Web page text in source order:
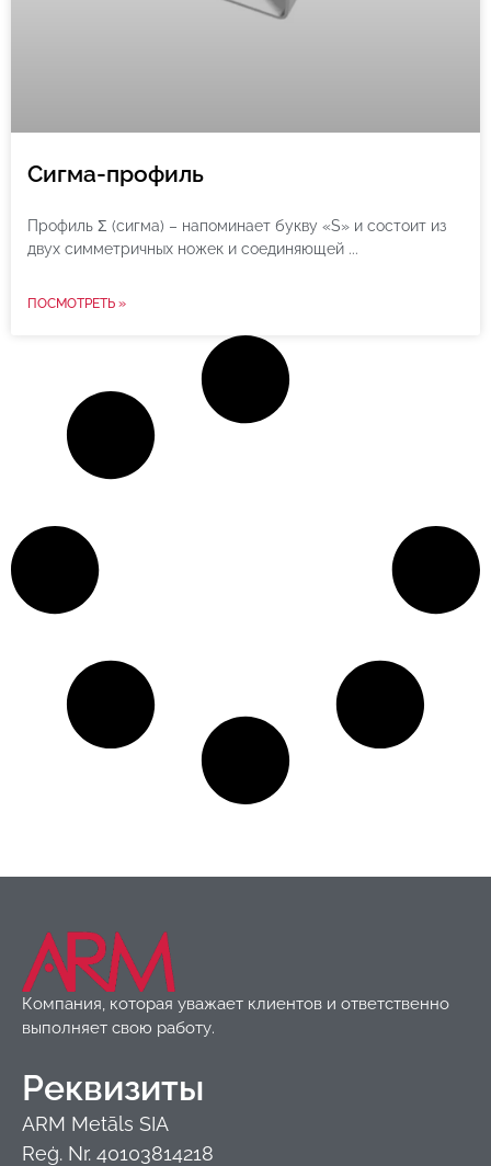
Сигма-профиль
Профиль Σ (сигма) – напоминает букву «S» и состоит из
двух симметричных ножек и соединяющей
ПОСМОТРЕТЬ »
Компания, которая уважает клиентов и ответственно
выполняет свою работу.
Реквизиты
ARM Metāls SIA
Reģ. Nr. 40103814218